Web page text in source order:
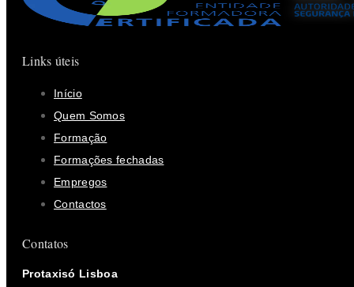
Links úteis
Início
Quem Somos
Formação
Formações fechadas
Empregos
Contactos
Contatos
Protaxisó Lisboa